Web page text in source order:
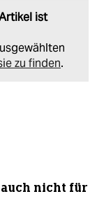
ist
zu finden.
nicht für